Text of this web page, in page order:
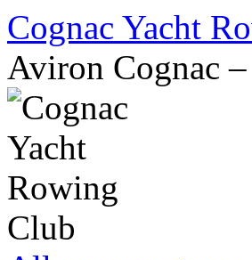
Cognac Yacht
Aviron Cognac